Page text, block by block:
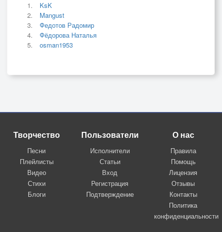
KsK
Mangust
Федотов Радомир
Фёдорова Наталья
osman1953
Творчество
Песни
Плейлисты
Видео
Стихи
Блоги
Пользователи
Исполнители
Статьи
Вход
Регистрация
Подтверждение
О нас
Правила
Помощь
Лицензия
Отзывы
Контакты
Политика
конфиденциальности